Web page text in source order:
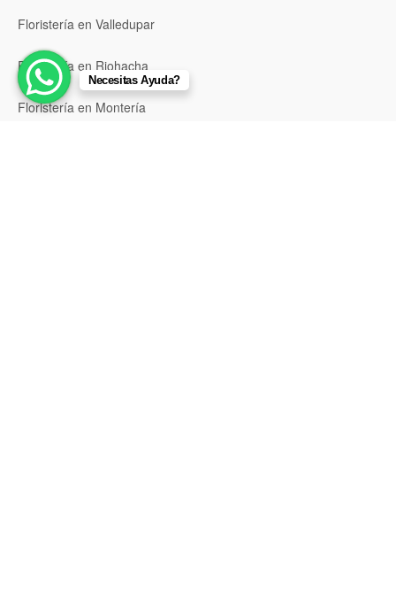
Floristería en Valledupar
Floristería en Riohacha
Floristería en Montería
Necesitas Ayuda?